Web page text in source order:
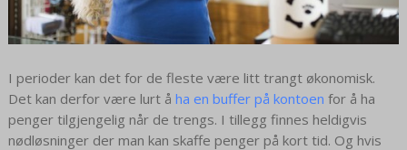
I perioder kan det for de fleste være litt trangt økonomisk.
Det kan derfor være lurt å ha en buffer på kontoen for å ha
penger tilgjengelig når de trengs. I tillegg finnes heldigvis
nødløsninger der man kan skaffe penger på kort tid. Og hvis